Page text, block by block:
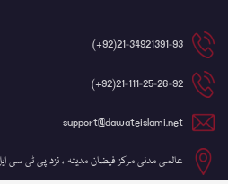
21-34921391-93(92+)
21-111-25-26-92(92+)
support@dawateislami.net
عالمی مدنی مرکز فیضان مدینہ ، نزد پی ٹی سی